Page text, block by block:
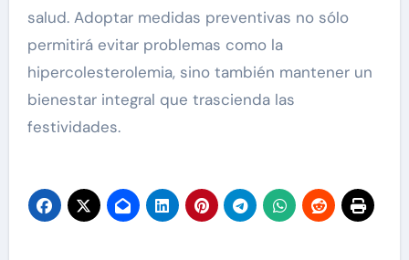
salud. Adoptar medidas preventivas no sólo
permitirá evitar problemas como la
hipercolesterolemia, sino también mantener un
bienestar integral que trascienda las
festividades.